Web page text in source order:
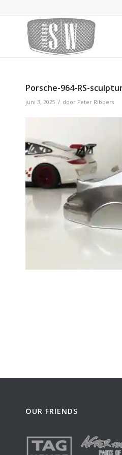
Porsche-964-RS-
juni 3, 2025 / door Peter Ribbers
OUR FRIENDS